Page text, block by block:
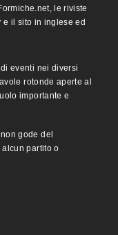
le riviste
e il sito in inglese ed
eventi nei diversi
rotonde aperte al
importante e
gode del
partito o